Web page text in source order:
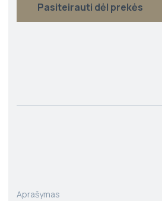
Pasiteirauti dėl prekės
Aprašymas